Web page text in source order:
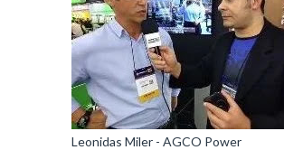
Leonidas Miler - AGCO Power